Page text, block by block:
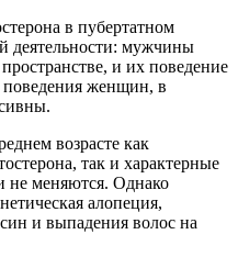
в пубертатном
деятельности: мужчины
и их поведение
поведения женщин, в
возрасте как
так и характерные
не меняются. Однако
алопеция,
и выпадения волос на